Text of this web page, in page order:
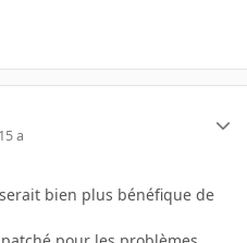
15 a
bien plus bénéfique de